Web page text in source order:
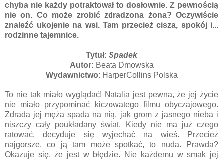
chyba nie każdy potraktował to dosłownie. Z pewnością
nie on. Co może zrobić zdradzona żona? Oczywiście
znaleźć ukojenie na wsi. Tam przecież cisza, spokój i...
rodzinne tajemnice.
Tytuł: Spadek
Autor: Beata Dmowska
Wydawnictwo: HarperCollins Polska
To nie tak miało wyglądać! Natalia jest pewna, że jej życie
nie miało przypominać kiczowatego filmu obyczajowego.
Zdrada jej męża spada na nią, jak grom z jasnego nieba i
niszczy cały poukładany świat. Kiedy nie ma już czego
ratować, decyduje się wyjechać na wieś. Przecież
najgorsze, co ją tam może spotkać, to nuda. Prawda?
Okazuje się, że jest w błędzie. Nie każdemu w smak jej